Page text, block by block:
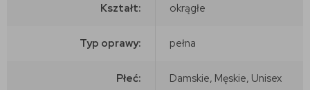
Kształt: okrągłe
Typ oprawy: pełna
Płeć: Damskie, Męskie, Unisex